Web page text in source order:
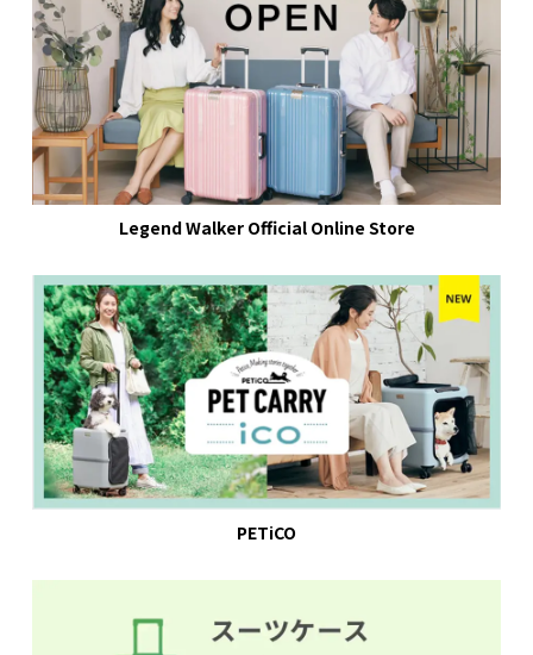
Legend Walker Official Online Store
PETiCO